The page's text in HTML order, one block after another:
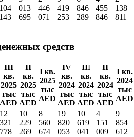
104
143
013
695
446
071
419
253
846
289
455
846
138
811
средств
III
кв.
2025
тыс
AED
II
кв.
2025
тыс
AED
I кв.
2025
тыс
AED
IV
кв.
2024
тыс
AED
III
кв.
2024
тыс
AED
II
кв.
2024
тыс
AED
I кв.
2024
тыс
AED
12
321
778
10
229
269
8
560
674
19
820
053
10
619
041
4
151
009
9
854
612